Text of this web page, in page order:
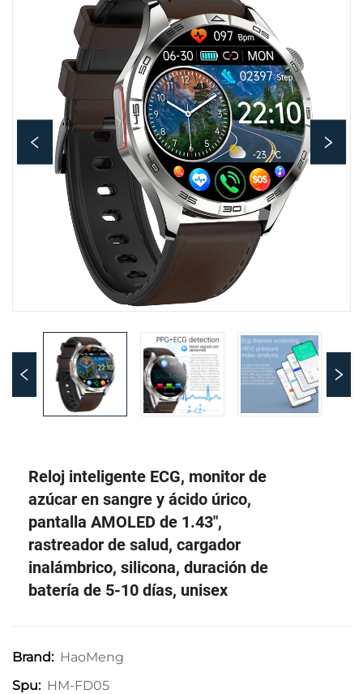
Reloj inteligente ECG, monitor de
azúcar en sangre y ácido úrico,
pantalla AMOLED de 1.43",
rastreador de salud, cargador
inalámbrico, silicona, duración de
batería de 5-10 días, unisex
Brand: HaoMeng
Spu: HM-FD05